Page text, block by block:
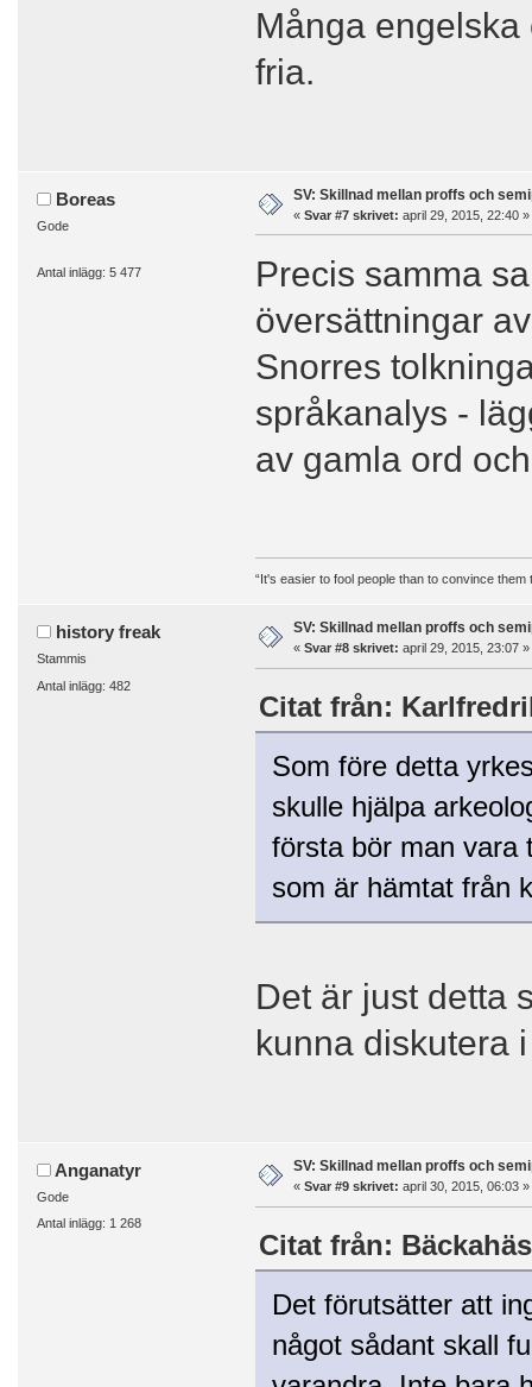
Många
fria.
Boreas
Gode
Antal inlägg: 5 477
SV: Skillnad mellan proffs och
« Svar #7 skrivet: april 29, 2015, 22:40 »
Precis samma
översättningar
Snorres
språkanalys -
av gamla ord
“It's easier to fool people than to convince them
history freak
Stammis
Antal inlägg: 482
SV: Skillnad mellan proffs och
« Svar #8 skrivet: april 29, 2015, 23:07 »
Citat från:
Som före detta
skulle hjälpa
första bör man vara
som är hämtat från
Det är just detta
kunna diskutera
Anganatyr
Gode
Antal inlägg: 1 268
SV: Skillnad mellan proffs och
« Svar #9 skrivet: april 30, 2015, 06:03 »
Citat från:
Det förutsätter att
något sådant skall